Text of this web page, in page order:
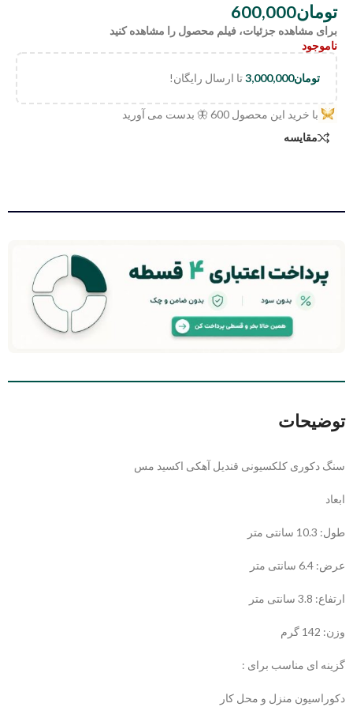
تومان600,000
برای مشاهده جزئیات، فیلم محصول را مشاهده کنید
ناموجود
تومان3,000,000تا ارسال رایگان!
با خرید این محصول 600 🦋 بدست می آورید
مقایسه
توضیحات
سنگ دکوری کلکسیونی قندیل آهکی اکسید مس
ابعاد
طول: 10.3 سانتی متر
عرض: 6.4 سانتی متر
ارتفاع: 3.8 سانتی متر
وزن: 142 گرم
گزینه ای مناسب برای :
دکوراسیون منزل و محل کار